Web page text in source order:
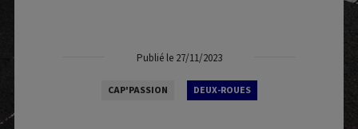
Publié le 27/11/2023
CAP'PASSION DEUX-ROUES